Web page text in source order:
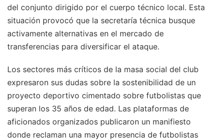
del conjunto dirigido por el cuerpo técnico local. Esta
situación provocó que la secretaría técnica busque
activamente alternativas en el mercado de
transferencias para diversificar el ataque.
Los sectores más críticos de la masa social del club
expresaron sus dudas sobre la sostenibilidad de un
proyecto deportivo cimentado sobre futbolistas que
superan los 35 años de edad. Las plataformas de
aficionados organizados publicaron un manifiesto
donde reclaman una mayor presencia de futbolistas